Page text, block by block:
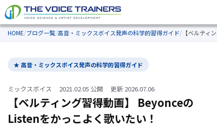
HOME/ブログ一覧/高音・ミックスボイス発声の科学的習得ガイド/ 【ベルティ
★ 高音・ミックスボイス発声の科学的習得ガイド
ミックスボイス 2021.02.05 公開 更新 2026.07.06
【ベルティング習得動画】 Beyonceの
Listenをかっこよく歌いたい！